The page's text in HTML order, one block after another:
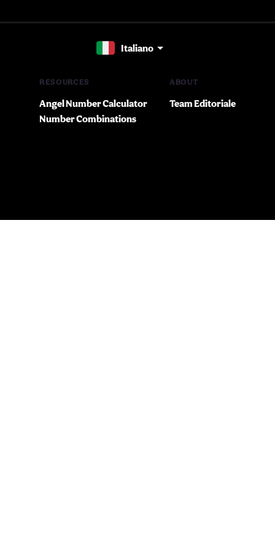
Italiano
RESOURCES
Angel Number Calculator
Number Combinations
ABOUT
Team Editoriale